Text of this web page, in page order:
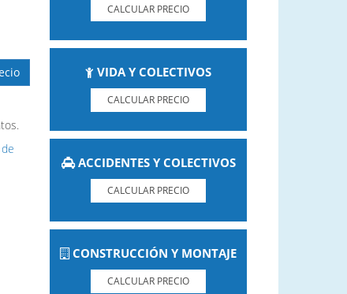
CALCULAR PRECIO
VIDA Y COLECTIVOS
CALCULAR PRECIO
ACCIDENTES Y COLECTIVOS
CALCULAR PRECIO
CONSTRUCCIÓN Y MONTAJE
CALCULAR PRECIO